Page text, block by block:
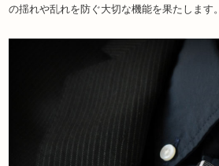
の揺れや乱れを防ぐ大切な機能を果たします。